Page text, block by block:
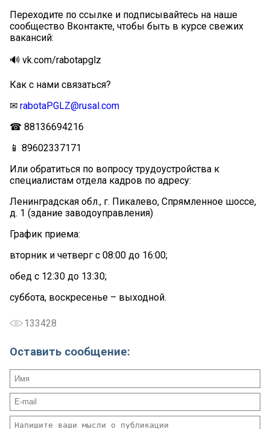
Переходите по ссылке и подписывайтесь на наше
сообщество Вконтакте, чтобы быть в курсе свежих
вакансий:
🔊 vk.com/rabotapglz
Как с нами связаться?
✉ rabotaPGLZ@rusal.com
☎ 88136694216
📱 89602337171
Или обратиться по вопросу трудоустройства к
специалистам отдела кадров по адресу:
Ленинградская обл., г. Пикалево, Спрямленное шоссе,
д. 1 (здание заводоуправления)
График приема:
вторник и четверг с 08:00 до 16:00;
обед с 12:30 до 13:30;
суббота, воскресенье – выходной.
133428
Оставить сообщение: